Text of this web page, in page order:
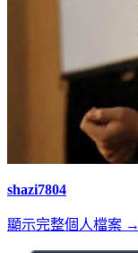
shazi7804
顯示完整個人檔案 →